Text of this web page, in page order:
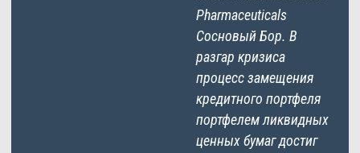
Pharmaceuticals
Сосновый Бор. В
разгар кризиса
процесс замещения
кредитного портфеля
портфелем ликвидных
ценных бумаг достиг